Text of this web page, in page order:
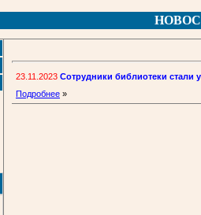
23.11.2023 Сотрудники библиотеки стали
Подробнее »